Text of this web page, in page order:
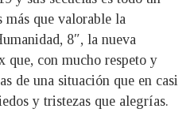
más que valorable la
8″, la nueva
que, con mucho respeto y
de una situación que en casi
y tristezas que alegrías.